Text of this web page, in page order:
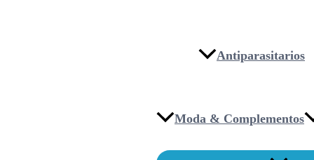
Antiparasitarios
Moda & Complementos